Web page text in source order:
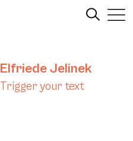
Elfriede Jelinek
Trigger your text